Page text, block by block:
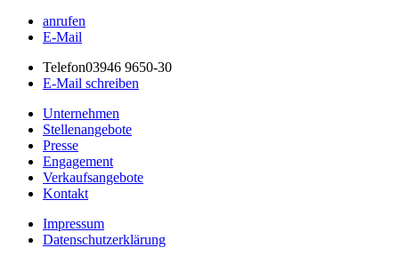
anrufen
E-Mail
Telefon03946 9650-30
E-Mail schreiben
Unternehmen
Stellenangebote
Presse
Engagement
Verkaufsangebote
Kontakt
Impressum
Datenschutzerklärung